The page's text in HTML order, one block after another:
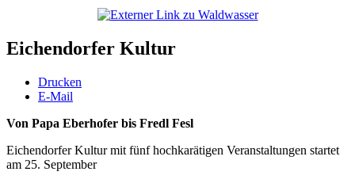
Eichendorfer Kultur
Drucken
E-Mail
Von Papa Eberhofer bis Fredl Fesl
Eichendorfer Kultur mit fünf hochkarätigen Veranstaltungen startet
am 25. September